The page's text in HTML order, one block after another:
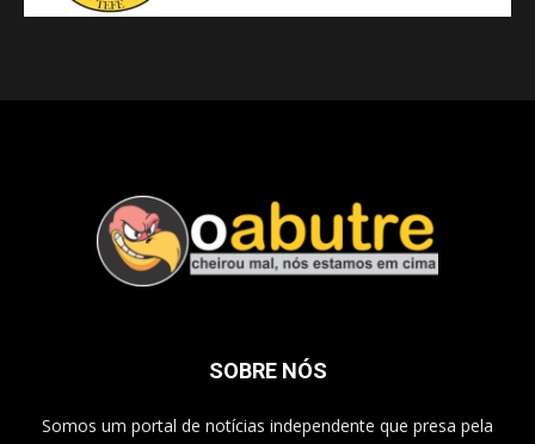
SOBRE NÓS
Somos um portal de notícias independente que presa pela